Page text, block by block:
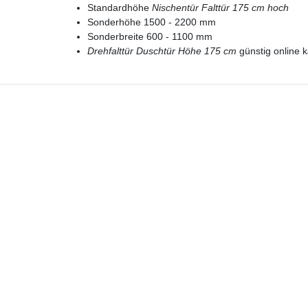
Standardhöhe Nischentür Falttür 175 cm hoch
Sonderhöhe 1500 - 2200 mm
Sonderbreite 600 - 1100 mm
Drehfalttür Duschtür Höhe 175 cm günstig online